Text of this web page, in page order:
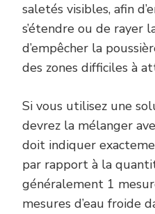
saletés visibles, afin
s’étendre ou de rayer
d’empêcher la
des zones difficiles à
Si vous utilisez une
devrez la mélanger
doit indiquer
par rapport à la
généralement 1
mesures d’eau froide